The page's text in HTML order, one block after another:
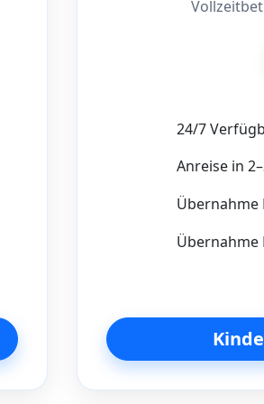
24/7
Anreise in
Übernahme